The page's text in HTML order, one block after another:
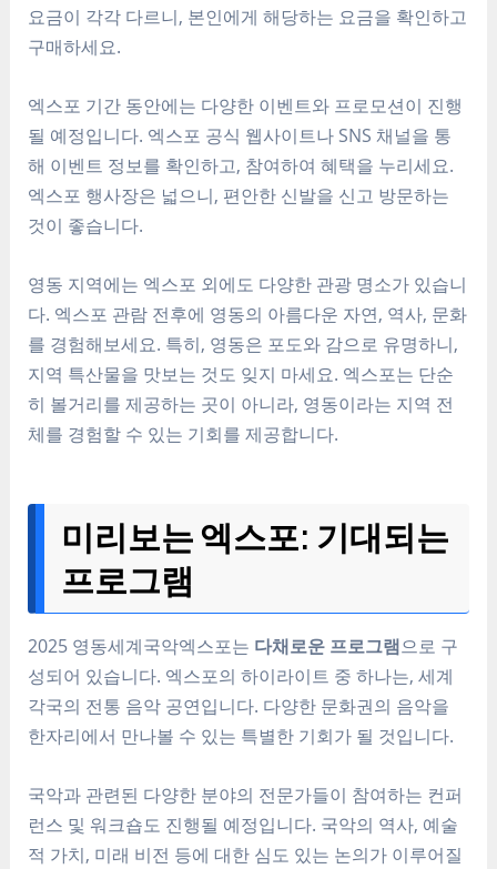
요금이 각각 다르니, 본인에게 해당하는 요금을 확인하고
구매하세요.
엑스포 기간 동안에는 다양한 이벤트와 프로모션이 진행
될 예정입니다. 엑스포 공식 웹사이트나 SNS 채널을 통
해 이벤트 정보를 확인하고, 참여하여 혜택을 누리세요.
엑스포 행사장은 넓으니, 편안한 신발을 신고 방문하는
것이 좋습니다.
영동 지역에는 엑스포 외에도 다양한 관광 명소가 있습니
다. 엑스포 관람 전후에 영동의 아름다운 자연, 역사, 문화
를 경험해보세요. 특히, 영동은 포도와 감으로 유명하니,
지역 특산물을 맛보는 것도 잊지 마세요. 엑스포는 단순
히 볼거리를 제공하는 곳이 아니라, 영동이라는 지역 전
체를 경험할 수 있는 기회를 제공합니다.
미리보는 엑스포: 기대되는
프로그램
2025 영동세계국악엑스포는 다채로운 프로그램으로 구
성되어 있습니다. 엑스포의 하이라이트 중 하나는, 세계
각국의 전통 음악 공연입니다. 다양한 문화권의 음악을
한자리에서 만나볼 수 있는 특별한 기회가 될 것입니다.
국악과 관련된 다양한 분야의 전문가들이 참여하는 컨퍼
런스 및 워크숍도 진행될 예정입니다. 국악의 역사, 예술
적 가치, 미래 비전 등에 대한 심도 있는 논의가 이루어질